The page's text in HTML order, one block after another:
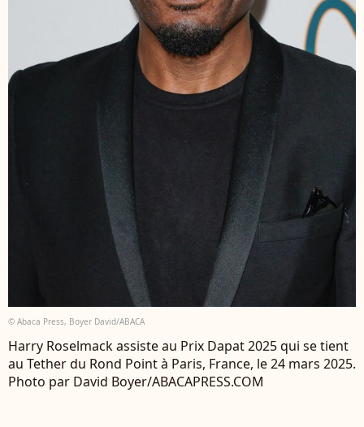
© Abaca Press, Boyer David/ABACA
Harry Roselmack assiste au Prix Dapat 2025 qui se tient
au Tether du Rond Point à Paris, France, le 24 mars 2025.
Photo par David Boyer/ABACAPRESS.COM